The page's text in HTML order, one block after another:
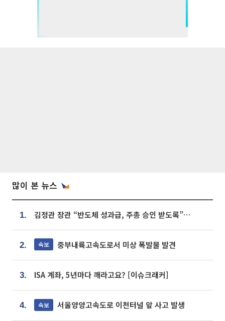
많이 본 뉴스
1. 김정관 장관 “반도체 성과급, 주총 승인 받도록”…상법·자본시장법 개정 시사
2. 속보 중부내륙고속도로서 미상 폭발물 발견
3. ISA 계좌, 5년마다 깨라고요? [이슈크래커]
4. 속보 서울양양고속도로 이천터널 앞 사고 발생